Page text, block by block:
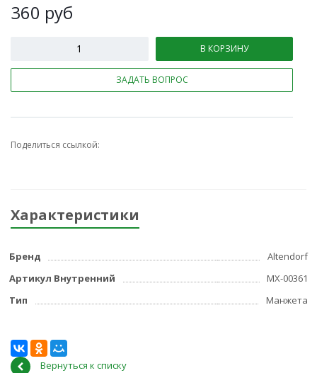
360 руб
В КОРЗИНУ
ЗАДАТЬ ВОПРОС
Поделиться ссылкой:
Характеристики
Бренд
Altendorf
Артикул Внутренний
МХ-00361
Тип
Манжета
Вернуться к списку